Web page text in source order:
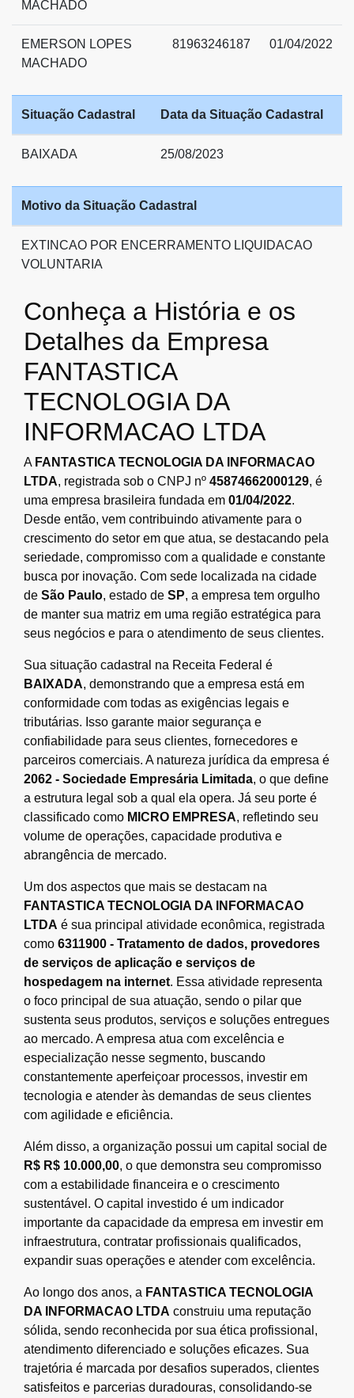
MACHADO
EMERSON LOPES
MACHADO
81963246187 01/04/2022
Situação Cadastral Data da Situação Cadastral
BAIXADA 25/08/2023
Motivo da Situação Cadastral
EXTINCAO POR ENCERRAMENTO LIQUIDACAO
VOLUNTARIA
Conheça a História e os
Detalhes da Empresa
FANTASTICA
TECNOLOGIA DA
INFORMACAO LTDA
A FANTASTICA TECNOLOGIA DA INFORMACAO
LTDA, registrada sob o CNPJ nº 45874662000129, é
uma empresa brasileira fundada em 01/04/2022.
Desde então, vem contribuindo ativamente para o
crescimento do setor em que atua, se destacando pela
seriedade, compromisso com a qualidade e constante
busca por inovação. Com sede localizada na cidade
de São Paulo, estado de SP, a empresa tem orgulho
de manter sua matriz em uma região estratégica para
seus negócios e para o atendimento de seus clientes.
Sua situação cadastral na Receita Federal é
BAIXADA, demonstrando que a empresa está em
conformidade com todas as exigências legais e
tributárias. Isso garante maior segurança e
confiabilidade para seus clientes, fornecedores e
parceiros comerciais. A natureza jurídica da empresa é
2062 - Sociedade Empresária Limitada, o que define
a estrutura legal sob a qual ela opera. Já seu porte é
classificado como MICRO EMPRESA, refletindo seu
volume de operações, capacidade produtiva e
abrangência de mercado.
Um dos aspectos que mais se destacam na
FANTASTICA TECNOLOGIA DA INFORMACAO
LTDA é sua principal atividade econômica, registrada
como 6311900 - Tratamento de dados, provedores
de serviços de aplicação e serviços de
hospedagem na internet. Essa atividade representa
o foco principal de sua atuação, sendo o pilar que
sustenta seus produtos, serviços e soluções entregues
ao mercado. A empresa atua com excelência e
especialização nesse segmento, buscando
constantemente aperfeiçoar processos, investir em
tecnologia e atender às demandas de seus clientes
com agilidade e eficiência.
Além disso, a organização possui um capital social de
R$ R$ 10.000,00, o que demonstra seu compromisso
com a estabilidade financeira e o crescimento
sustentável. O capital investido é um indicador
importante da capacidade da empresa em investir em
infraestrutura, contratar profissionais qualificados,
expandir suas operações e atender com excelência.
Ao longo dos anos, a FANTASTICA TECNOLOGIA
DA INFORMACAO LTDA construiu uma reputação
sólida, sendo reconhecida por sua ética profissional,
atendimento diferenciado e soluções eficazes. Sua
trajetória é marcada por desafios superados, clientes
satisfeitos e parcerias duradouras, consolidando-se